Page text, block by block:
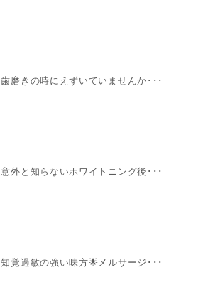
歯磨きの時にえずいていませんか･･･
意外と知らないホワイトニング後･･･
知覚過敏の強い味方🌟メルサージ･･･